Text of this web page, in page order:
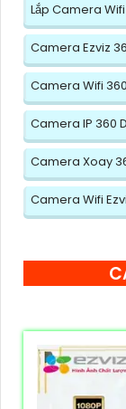
Lắp Camera
Camera Ezviz
Camera Wifi
Camera IP 360
Camera Xoay
Camera Wifi